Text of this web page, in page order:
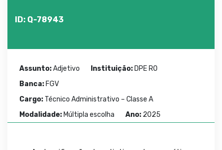
ID: Q-78943
Assunto:Adjetivo Instituição: DPE RO
Banca: FGV
Cargo: Técnico Administrativo – Classe A
Modalidade: Múltipla escolha Ano: 2025